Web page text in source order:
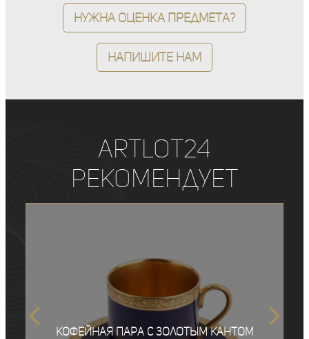
Нужна оценка предмета?
Напишите нам
ArtLot24
рекомендует
Кофейная пара с золотым кантом